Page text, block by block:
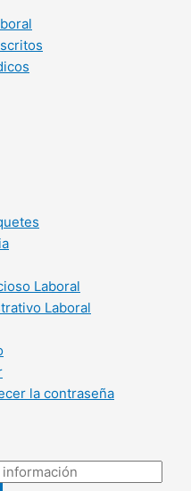
Laboral
Laboral
la contraseña